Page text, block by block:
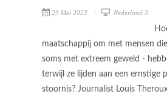
29 Mei 2022 Nederland 3
maatschappij om met mensen
soms met extreem geweld -
terwijl ze lijden aan een ernstige
stoornis? Journalist Louis